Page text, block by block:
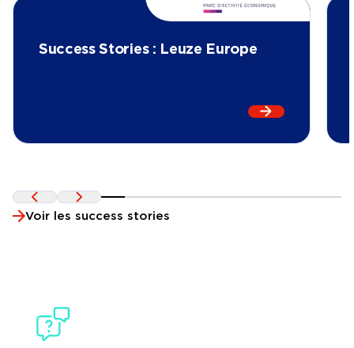
Success Stories : Leuze Europe
En lire plus
Précédent
Suivant
Voir les success stories